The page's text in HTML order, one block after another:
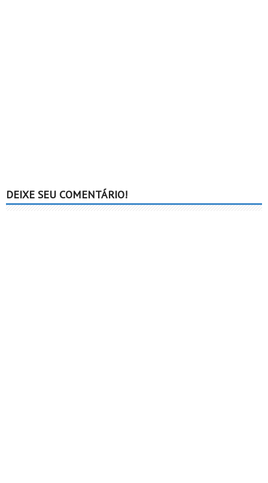
DEIXE SEU COMENTÁRIO!